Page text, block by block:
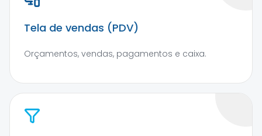
Tela de vendas (PDV)
Orçamentos, vendas, pagamentos e caixa.